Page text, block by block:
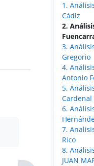
1.
Cádiz
2.
3.
Gregorio
4.
Antonio
5.
Cardenal
6.
7.
Rico
8.
JUAN